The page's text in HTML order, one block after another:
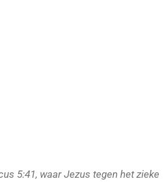
5:41, waar Jezus tegen het zieke